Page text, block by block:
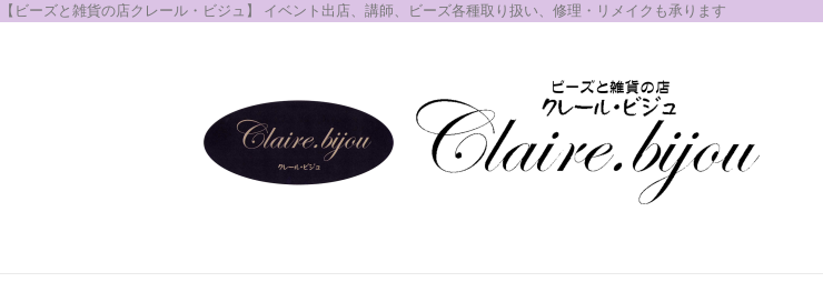
【ビーズと雑貨の店クレール・ビジュ】 イベント出店、講師、ビーズ各種取り扱い、修理・リメイクも承ります